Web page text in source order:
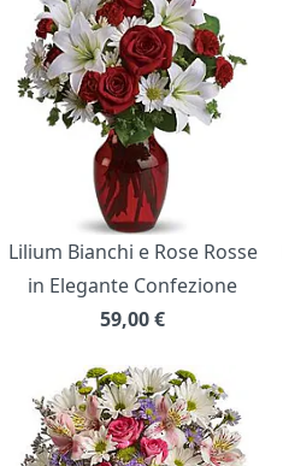
Lilium Bianchi e Rose Rosse
in Elegante Confezione
59,00€